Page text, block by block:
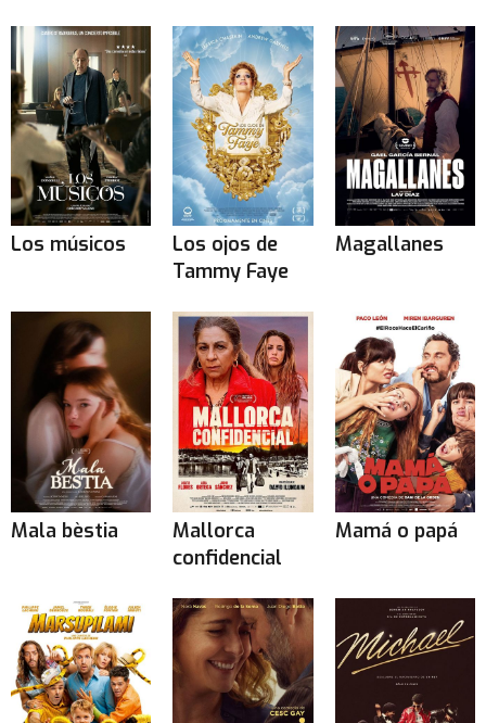
Los músicos
Los ojos de
Tammy Faye
Magallanes
Mala bèstia
Mallorca
confidencial
Mamá o papá